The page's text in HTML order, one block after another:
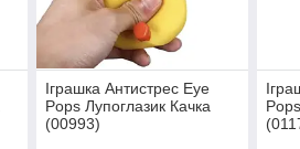
Іграшка Антистрес Eye
Pops Лупоглазик Качка
(00993)